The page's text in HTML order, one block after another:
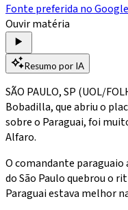
Fonte preferida no Google
Ouvir matéria
Resumo por IA
SÃO PAULO, SP (UOL/
Bobadilla, que abriu o
sobre o Paraguai, foi
Alfaro.
O comandante
do São Paulo quebrou o
Paraguai estava melhor